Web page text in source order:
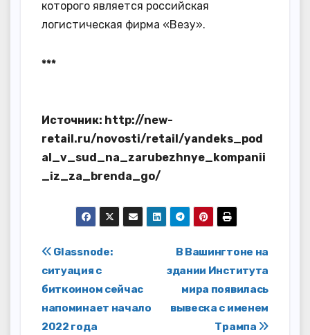
которого является российская
логистическая фирма «Везу».
***
Источник: http://new-
retail.ru/novosti/retail/yandeks_pod
al_v_sud_na_zarubezhnye_kompanii
_iz_za_brenda_go/
Навигация
по
записям
В Вашингтоне на
здании Института
мира появилась
вывеска с именем
Трампа
Glassnode:
ситуация с
биткоином сейчас
напоминает начало
2022 года